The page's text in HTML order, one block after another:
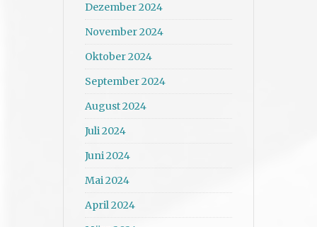
Dezember 2024
November 2024
Oktober 2024
September 2024
August 2024
Juli 2024
Juni 2024
Mai 2024
April 2024